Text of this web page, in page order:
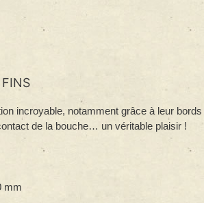
FINS
incroyable, notamment grâce à leur bords
de la bouche… un véritable plaisir !
mm